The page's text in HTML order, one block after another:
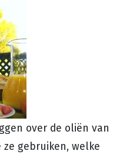
over de oliën van
ze gebruiken, welke